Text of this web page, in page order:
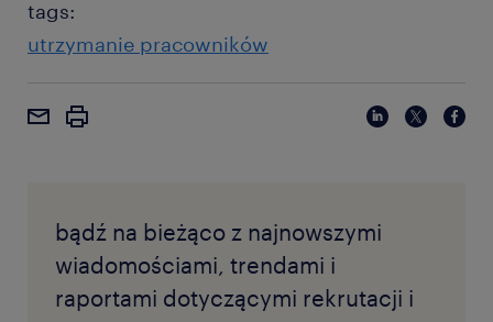
tags:
utrzymanie pracowników
bądź na bieżąco z najnowszymi
wiadomościami, trendami i
raportami dotyczącymi rekrutacji i